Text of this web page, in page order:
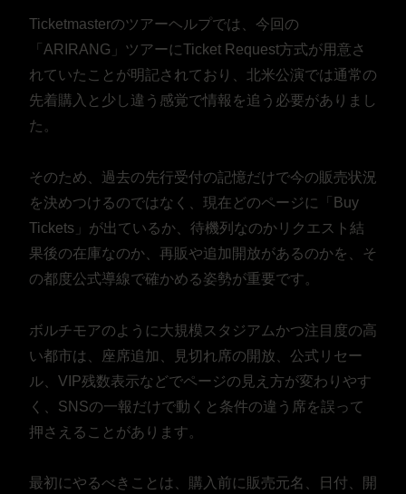
Ticketmasterのツアーヘルプでは、今回の
「ARIRANG」ツアーにTicket Request方式が用意さ
れていたことが明記されており、北米公演では通常の
先着購入と少し違う感覚で情報を追う必要がありまし
た。
そのため、過去の先行受付の記憶だけで今の販売状況
を決めつけるのではなく、現在どのページに「Buy
Tickets」が出ているか、待機列なのかリクエスト結
果後の在庫なのか、再販や追加開放があるのかを、そ
の都度公式導線で確かめる姿勢が重要です。
ボルチモアのように大規模スタジアムかつ注目度の高
い都市は、座席追加、見切れ席の開放、公式リセー
ル、VIP残数表示などでページの見え方が変わりやす
く、SNSの一報だけで動くと条件の違う席を誤って
押さえることがあります。
最初にやるべきことは、購入前に販売元名、日付、開